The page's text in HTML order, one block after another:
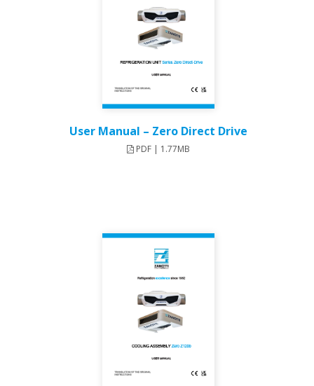
User Manual – Zero Direct Drive
PDF | 1.77MB